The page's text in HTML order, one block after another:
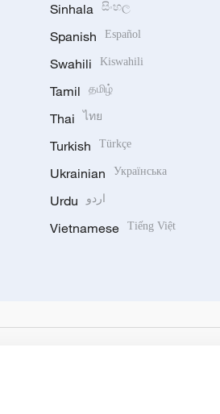
Sinhala සිංහල
Spanish Español
Swahili Kiswahili
Tamil தமிழ்
Thai ไทย
Turkish Türkçe
Ukrainian Українська
Urdu اردو
Vietnamese Tiếng Việt